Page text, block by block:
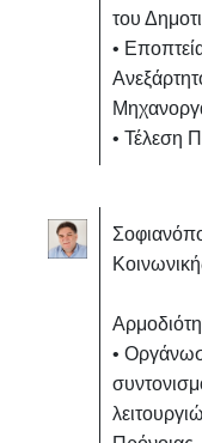
του
•
• Τέλεση
•